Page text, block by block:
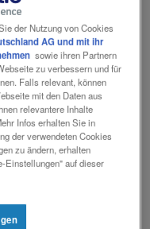
legt ein
am
sich sagen,
bis zum Alter
die Höhe
der Nutzung von Cookies
AG und mit ihr
sowie ihren Partnern
zu verbessern und für
Falls relevant, können
mit den Daten aus
relevantere Inhalte
Infos erhalten Sie in
der verwendeten Cookies
zu ändern, erhalten
Einstellungen" auf dieser